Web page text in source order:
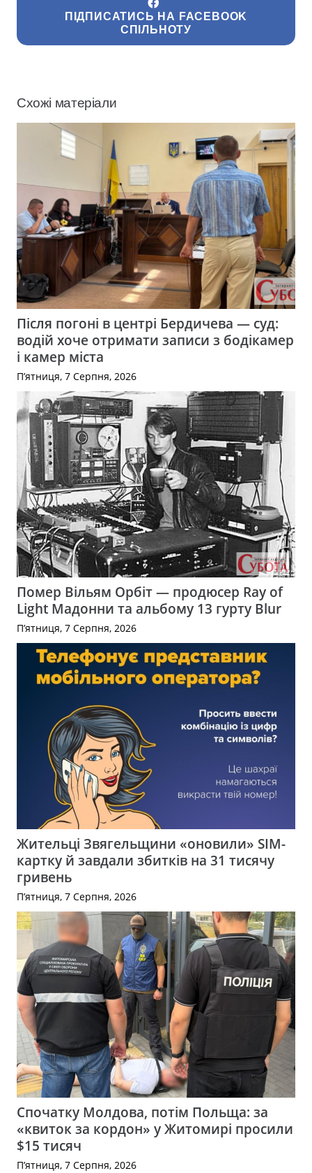
ПІДПИСАТИСЬ НА FACEBOOK
СПІЛЬНОТУ
Схожі матеріали
Після погоні в центрі Бердичева — суд:
водій хоче отримати записи з бодікамер
і камер міста
П’ятниця, 7 Серпня, 2026
Помер Вільям Орбіт — продюсер Ray of
Light Мадонни та альбому 13 гурту Blur
П’ятниця, 7 Серпня, 2026
Жительці Звягельщини «оновили» SIM-
картку й завдали збитків на 31 тисячу
гривень
П’ятниця, 7 Серпня, 2026
Спочатку Молдова, потім Польща: за
«квиток за кордон» у Житомирі просили
$15 тисяч
П’ятниця, 7 Серпня, 2026